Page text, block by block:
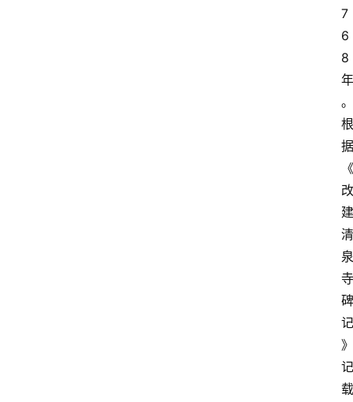
7
6
8
年
。
根
据
《
改
建
清
泉
寺
碑
记
》
记
载